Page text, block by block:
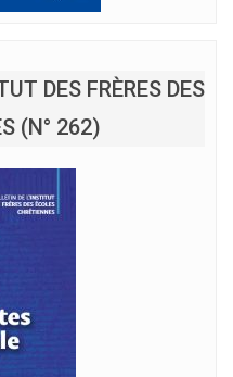
DES FRÈRES DES
(N° 262)